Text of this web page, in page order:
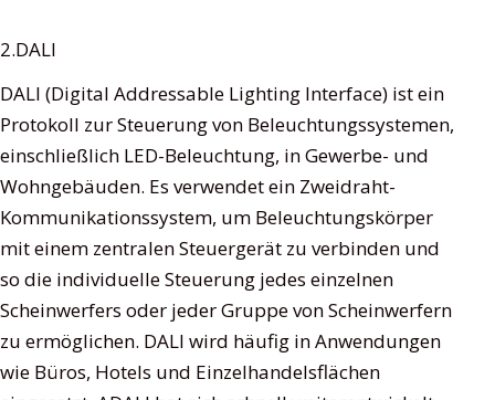
2.DALI
DALI (Digital Addressable Lighting Interface) ist ein
Protokoll zur Steuerung von Beleuchtungssystemen,
einschließlich LED-Beleuchtung, in Gewerbe- und
Wohngebäuden. Es verwendet ein Zweidraht-
Kommunikationssystem, um Beleuchtungskörper
mit einem zentralen Steuergerät zu verbinden und
so die individuelle Steuerung jedes einzelnen
Scheinwerfers oder jeder Gruppe von Scheinwerfern
zu ermöglichen. DALI wird häufig in Anwendungen
wie Büros, Hotels und Einzelhandelsflächen